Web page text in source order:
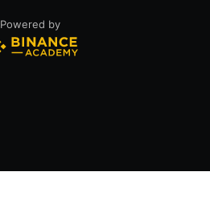
Powered by